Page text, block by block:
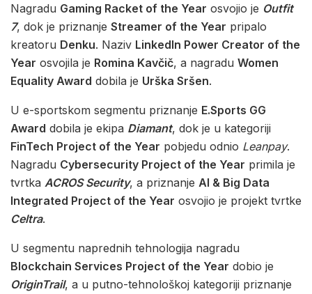
Nagradu Gaming Racket of the Year osvojio je Outfit
7, dok je priznanje Streamer of the Year pripalo
kreatoru Denku. Naziv LinkedIn Power Creator of the
Year osvojila je Romina Kavčič, a nagradu Women
Equality Award dobila je Urška Sršen.
U e-sportskom segmentu priznanje E.Sports GG
Award dobila je ekipa Diamant, dok je u kategoriji
FinTech Project of the Year pobjedu odnio Leanpay.
Nagradu Cybersecurity Project of the Year primila je
tvrtka ACROS Security, a priznanje AI & Big Data
Integrated Project of the Year osvojio je projekt tvrtke
Celtra.
U segmentu naprednih tehnologija nagradu
Blockchain Services Project of the Year dobio je
OriginTrail, a u putno-tehnološkoj kategoriji priznanje